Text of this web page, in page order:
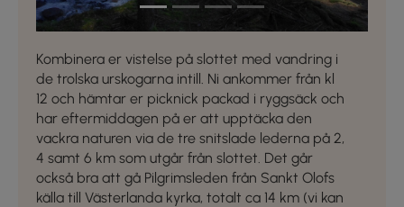
Kombinera er vistelse på slottet med vandring i
de trolska urskogarna intill. Ni ankommer från kl
12 och hämtar er picknick packad i ryggsäck och
har eftermiddagen på er att upptäcka den
vackra naturen via de tre snitslade lederna på 2,
4 samt 6 km som utgår från slottet. Det går
också bra att gå Pilgrimsleden från Sankt Olofs
källa till Västerlanda kyrka, totalt ca 14 km (vi kan